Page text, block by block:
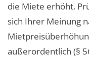
die Miete erhöht.
sich Ihrer Meinung
außerordentlich (§